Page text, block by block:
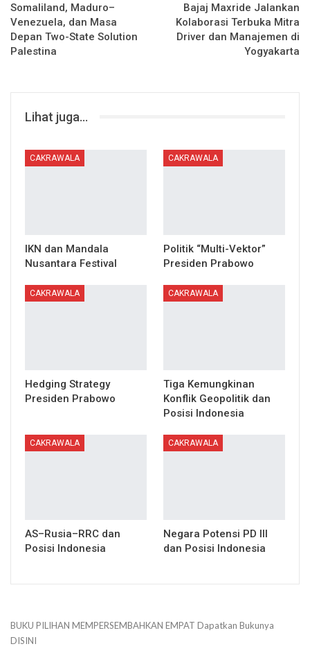
Somaliland, Maduro–
Venezuela, dan Masa
Depan Two-State Solution
Palestina
Bajaj Maxride Jalankan
Kolaborasi Terbuka Mitra
Driver dan Manajemen di
Yogyakarta
Lihat juga...
CAKRAWALA
IKN dan Mandala
Nusantara Festival
CAKRAWALA
Politik “Multi-Vektor”
Presiden Prabowo
CAKRAWALA
Hedging Strategy
Presiden Prabowo
CAKRAWALA
Tiga Kemungkinan
Konflik Geopolitik dan
Posisi Indonesia
CAKRAWALA
AS–Rusia–RRC dan
Posisi Indonesia
CAKRAWALA
Negara Potensi PD III
dan Posisi Indonesia
BUKU PILIHAN MEMPERSEMBAHKAN EMPAT Dapatkan Bukunya
DISINI